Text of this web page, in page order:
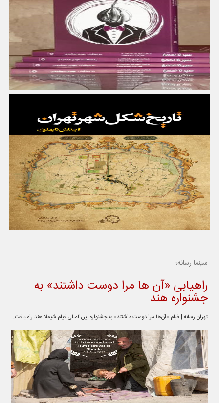
سینما رسانه؛
راهیابی «آن ها مرا دوست داشتند» به
جشنواره هند
تهران رسانه | فیلم «آن‌ها مرا دوست داشتند» به جشنواره بین‌المللی فیلم شیملا هند راه یافت.